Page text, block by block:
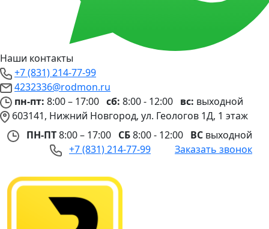
Наши контакты
+7 (831) 214-77-99
4232336@rodmon.ru
пн-пт: 8:00 – 17:00 сб: 8:00 - 12:00 вс: выходной
603141, Нижний Новгород, ул. Геологов 1Д, 1 этаж
ПН-ПТ8:00 – 17:00 СБ8:00 - 12:00 ВС выходной
+7 (831) 214-77-99
Заказать звонок